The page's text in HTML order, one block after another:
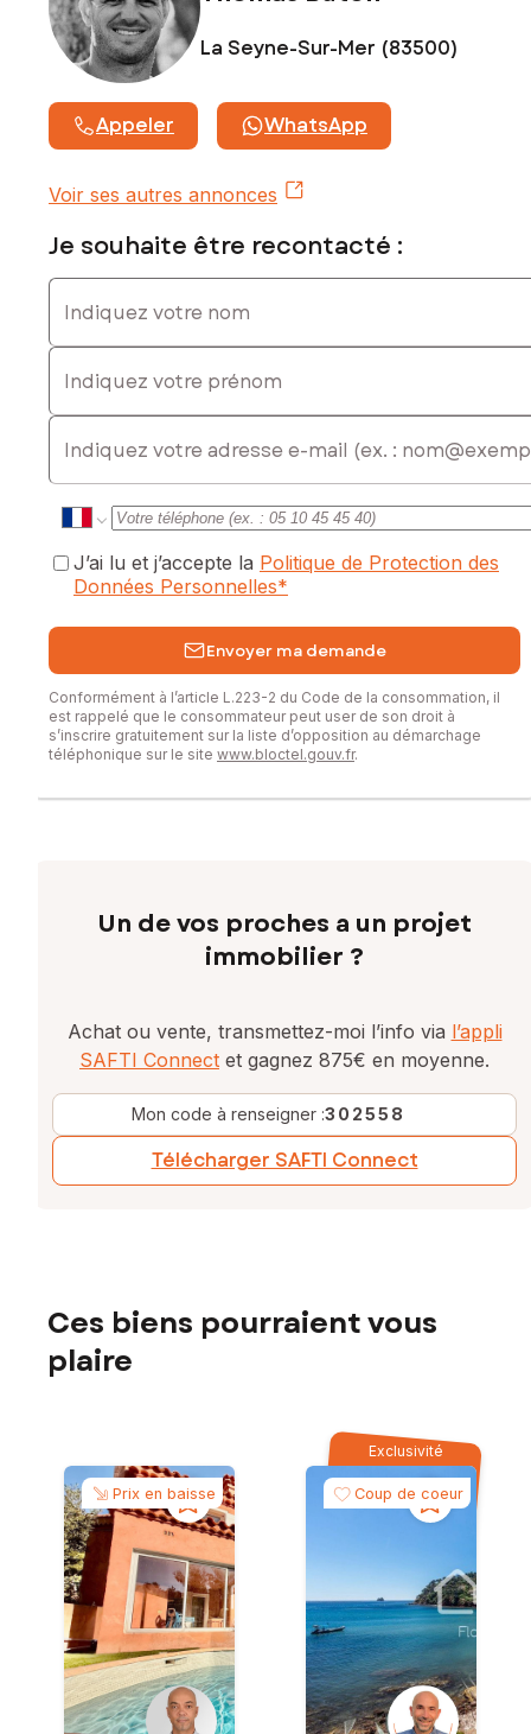
Contactez votre conseiller SAFTI : Thomas BUTON, Tél. :
0684020630, E-mail : thomas.buton@safti.fr - EI - Agent
commercial immatriculé au RSAC de TOULON sous le
La Seyne-Sur-Mer (83500)
Appeler WhatsApp
Voir ses autres annonces
Je souhaite être recontacté :
Indiquez votre nom
Indiquez votre prénom
E-mail
J’ai lu et j’accepte la Politique de Protection des
Données Personnelles*
Envoyer ma demande
Conformément à l’article L.223-2 du Code de la consommation, il
est rappelé que le consommateur peut user de son droit à
s’inscrire gratuitement sur la liste d’opposition au démarchage
téléphonique sur le site www.bloctel.gouv.fr.
Un de vos proches a un projet
immobilier ?
Achat ou vente, transmettez-moi l’info via l’appli
SAFTI Connect et gagnez 875€ en moyenne.
Mon code à renseigner :302558
Télécharger SAFTI Connect
Ces biens pourraient vous
plaire
Prix en baisse
Exclusivité
Coup de coeur